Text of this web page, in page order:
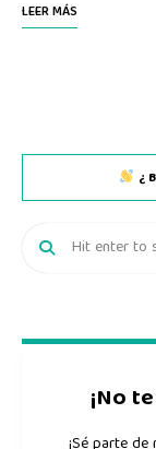
LEER MÁS
¡No